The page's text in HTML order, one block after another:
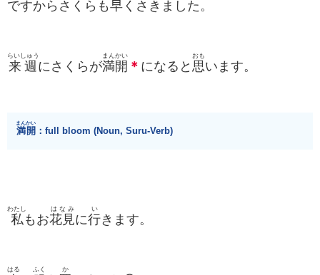
ですからさくらも早 くさきました。
来週
らいしゅう
にさくらが満開
まんかい
＊ になると 思
おも
います。
満開
まんかい
：full bloom (Noun, Suru-Verb)
私
わたし
もお花見
はなみ
に行
い
きます。
はる ふく か